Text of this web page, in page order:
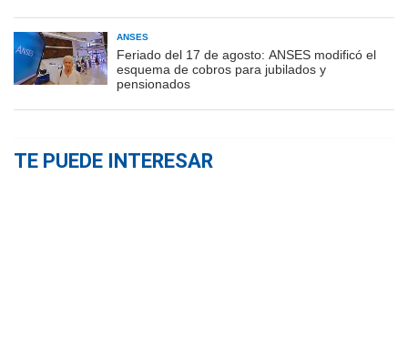
ANSES
Feriado del 17 de agosto: ANSES modificó el
esquema de cobros para jubilados y
pensionados
TE PUEDE INTERESAR